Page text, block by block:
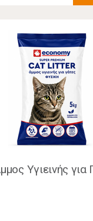
Υγιεινής για